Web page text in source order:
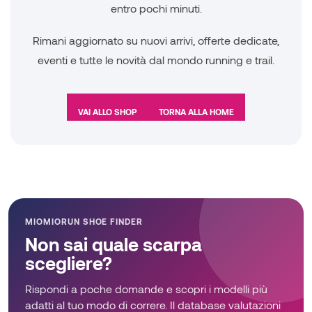
entro pochi minuti.
Rimani aggiornato su nuovi arrivi, offerte dedicate,
eventi e tutte le novità dal mondo running e trail.
VAI ALLO SHOP TORNA ALLA HOME
MIOMIORUN SHOE FINDER
Non sai quale scarpa
scegliere?
Rispondi a poche domande e scopri i modelli più
adatti al tuo modo di correre. Il database valutazioni